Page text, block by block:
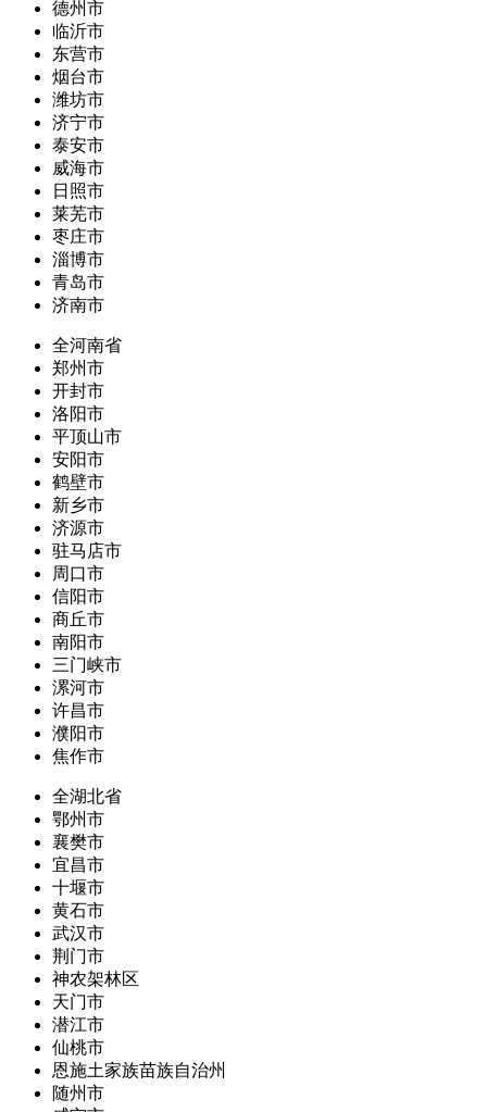
德州市
临沂市
东营市
烟台市
潍坊市
济宁市
泰安市
威海市
日照市
莱芜市
枣庄市
淄博市
青岛市
济南市
全河南省
郑州市
开封市
洛阳市
平顶山市
安阳市
鹤壁市
新乡市
济源市
驻马店市
周口市
信阳市
商丘市
南阳市
三门峡市
漯河市
许昌市
濮阳市
焦作市
全湖北省
鄂州市
襄樊市
宜昌市
十堰市
黄石市
武汉市
荆门市
神农架林区
天门市
潜江市
仙桃市
恩施土家族苗族自治州
随州市